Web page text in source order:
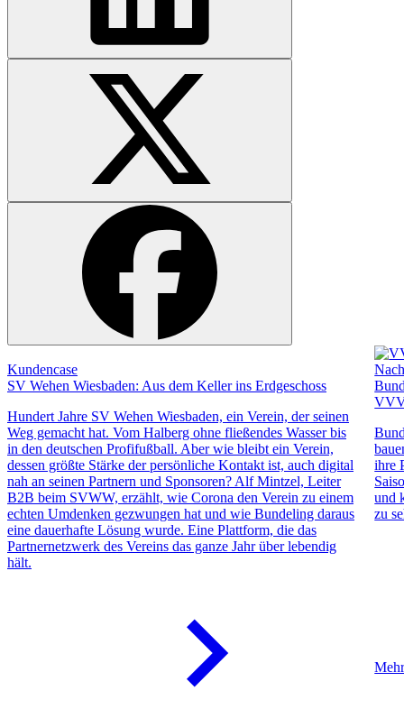
Kundencase
SV Wehen Wiesbaden: Aus dem Keller ins Erdgeschoss
Hundert Jahre SV Wehen Wiesbaden, ein Verein, der seinen
Weg gemacht hat. Vom Halberg ohne fließendes Wasser bis
in den deutschen Profifußball. Aber wie bleibt ein Verein,
dessen größte Stärke der persönliche Kontakt ist, auch digital
nah an seinen Partnern und Sponsoren? Alf Mintzel, Leiter
B2B beim SVWW, erzählt, wie Corona den Verein zu einem
echten Umdenken gezwungen hat und wie Bundeling daraus
eine dauerhafte Lösung wurde. Eine Plattform, die das
Partnernetzwerk des Vereins das ganze Jahr über lebendig
hält.
ihre
und
zu